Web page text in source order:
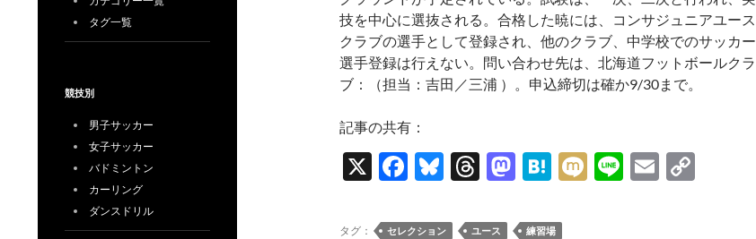
技を中心に選抜される。合格した暁には、コンサジュニアユース
クラブの選手として登録され、他のクラブ、中学校でのサッカー
選手登録は行えない。問い合わせ先は、北海道フットボールクラ
ブ：（担当：吉田／三浦 ）。申込締切は確か9/30まで。
記事の共有：
X
F
e
Bl
es
T
e
M
to
H
e
M Li
E
タグ： セレクション ユース 練習場
タグ一覧
競技別
男子サッカー
女子サッカー
バドミントン
カーリング
ダンスドリル